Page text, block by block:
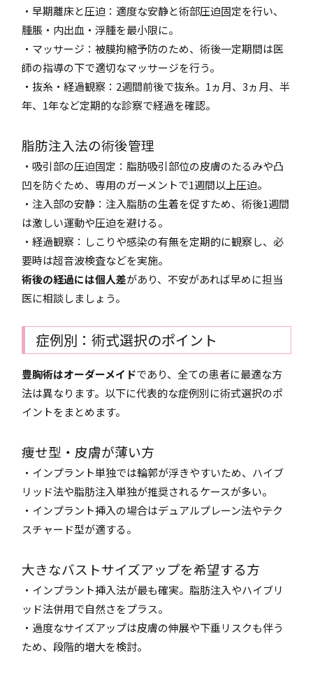
・早期離床と圧迫：適度な安静と術部圧迫固定を行い、
腫脹・内出血・浮腫を最小限に。
・マッサージ：被膜拘縮予防のため、術後一定期間は医
師の指導の下で適切なマッサージを行う。
・抜糸・経過観察：2週間前後で抜糸。1ヵ月、3ヵ月、半
年、1年など定期的な診察で経過を確認。
脂肪注入法の術後管理
・吸引部の圧迫固定：脂肪吸引部位の皮膚のたるみや凸
凹を防ぐため、専用のガーメントで1週間以上圧迫。
・注入部の安静：注入脂肪の生着を促すため、術後1週間
は激しい運動や圧迫を避ける。
・経過観察：しこりや感染の有無を定期的に観察し、必
要時は超音波検査などを実施。
術後の経過には個人差があり、不安があれば早めに担当
医に相談しましょう。
症例別：術式選択のポイント
豊胸術はオーダーメイドであり、全ての患者に最適な方
法は異なります。以下に代表的な症例別に術式選択のポ
イントをまとめます。
痩せ型・皮膚が薄い方
・インプラント単独では輪郭が浮きやすいため、ハイブ
リッド法や脂肪注入単独が推奨されるケースが多い。
・インプラント挿入の場合はデュアルプレーン法やテク
スチャード型が適する。
大きなバストサイズアップを希望する方
・インプラント挿入法が最も確実。脂肪注入やハイブリ
ッド法併用で自然さをプラス。
・過度なサイズアップは皮膚の伸展や下垂リスクも伴う
ため、段階的増大を検討。